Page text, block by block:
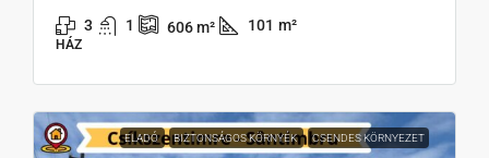
3 1 606m² 101 m²
HÁZ
ELADÓ BIZTONSÁGOS KÖRNYÉK CSENDES KÖRNYEZET